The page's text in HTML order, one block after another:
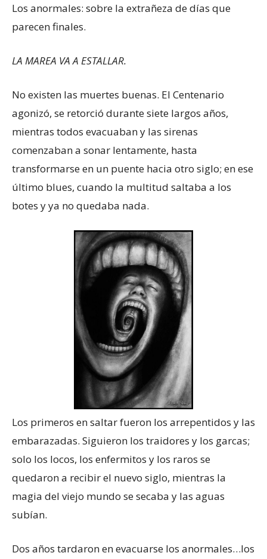
Los anormales: sobre la extrañeza de días que
parecen finales.
LA MAREA VA A ESTALLAR.
No existen las muertes buenas. El Centenario
agonizó, se retorció durante siete largos años,
mientras todos evacuaban y las sirenas
comenzaban a sonar lentamente, hasta
transformarse en un puente hacia otro siglo; en ese
último blues, cuando la multitud saltaba a los
botes y ya no quedaba nada.
Los primeros en saltar fueron los arrepentidos y las
embarazadas. Siguieron los traidores y los garcas;
solo los locos, los enfermitos y los raros se
quedaron a recibir el nuevo siglo, mientras la
magia del viejo mundo se secaba y las aguas
subían.
Dos años tardaron en evacuarse los anormales…los